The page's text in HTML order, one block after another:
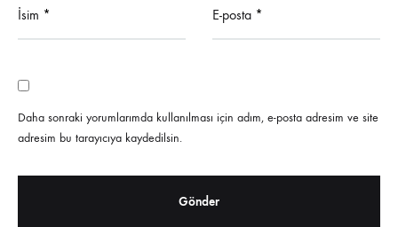
İsim * E-posta *
Daha sonraki yorumlarımda kullanılması için adım, e-posta adresim ve site
adresim bu tarayıcıya kaydedilsin.